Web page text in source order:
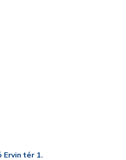
Ervin tér 1.